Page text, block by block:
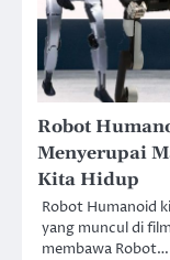
Robot
Menyerupai
Kita Hidup
Robot Humanoid
yang muncul di
membawa Robot…